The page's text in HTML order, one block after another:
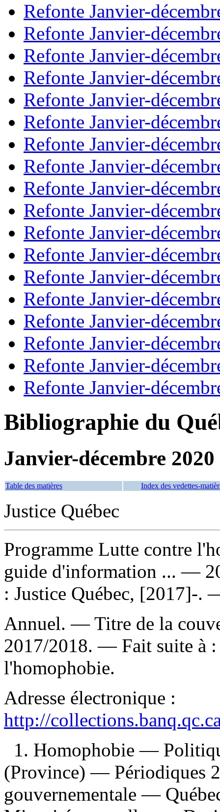
Refonte Janvier-
Refonte Janvier-
Refonte Janvier-
Refonte Janvier-
Refonte Janvier-
Refonte Janvier-
Refonte Janvier-
Refonte Janvier-
Refonte Janvier-
Refonte Janvier-
Refonte Janvier-
Refonte Janvier-
Refonte Janvier-
Refonte Janvier-
Refonte Janvier-
Refonte Janvier-
Refonte Janvier-
Refonte Janvier-
Bibliographie du
Janvier-décembre 2020
Table des matières Index des vedettes-
Justice Québec
Programme Lutte contre
guide d'information ... —
: Justice Québec, [2017]-.
Annuel. — Titre de la
2017/2018. — Fait suite à
l'homophobie.
Adresse électronique :
http://
1. Homophobie —
(Province) — Périodiques
gouvernementale —